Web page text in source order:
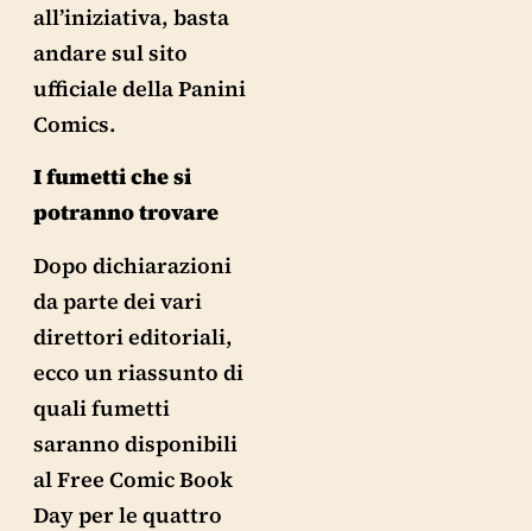
all’iniziativa, basta
andare sul sito
ufficiale della Panini
Comics.
I fumetti che si
potranno trovare
Dopo dichiarazioni
da parte dei vari
direttori editoriali,
ecco un riassunto di
quali fumetti
saranno disponibili
al Free Comic Book
Day per le quattro